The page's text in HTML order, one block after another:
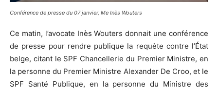
Conférence de presse du 07 janvier, Me Inès Wouters
Ce matin, l’avocate Inès Wouters donnait une conférence
de presse pour rendre publique la requête contre l’État
belge, citant le SPF Chancellerie du Premier Ministre, en
la personne du Premier Ministre Alexander De Croo, et le
SPF Santé Publique, en la personne du Ministre des